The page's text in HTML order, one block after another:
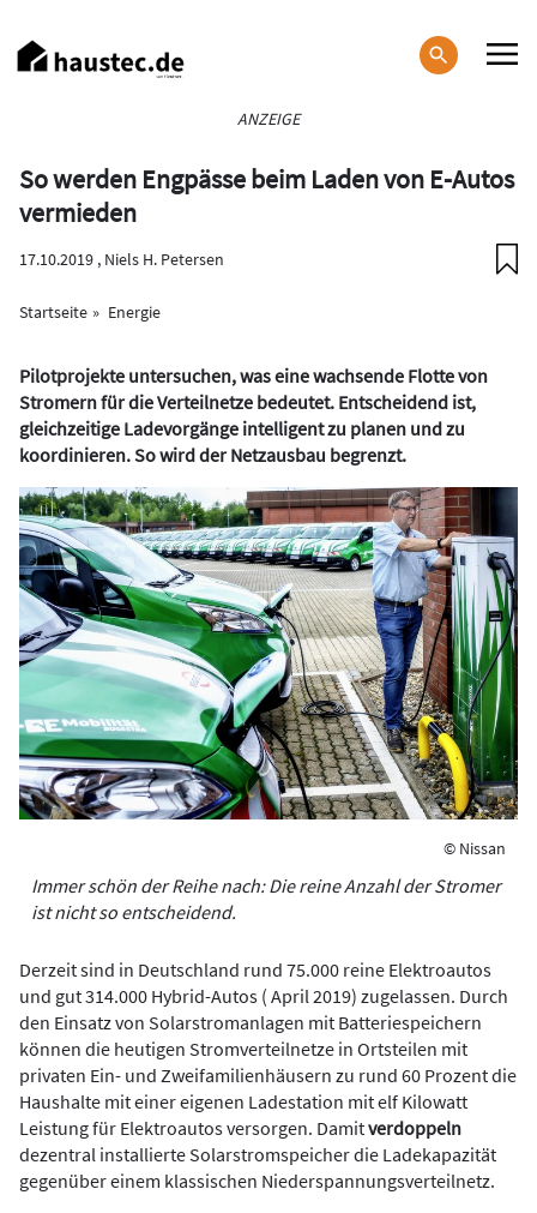
zum
Inhalt
ANZEIGE
So werden Engpässe beim Laden von E-Autos
vermieden
17.10.2019 , Niels H. Petersen
Startseite Energie
Pilotprojekte untersuchen, was eine wachsende Flotte von
Stromern für die Verteilnetze bedeutet. Entscheidend ist,
gleichzeitige Ladevorgänge intelligent zu planen und zu
koordinieren. So wird der Netzausbau begrenzt.
© Nissan
Immer schön der Reihe nach: Die reine Anzahl der Stromer
ist nicht so entscheidend.
Derzeit sind in Deutschland rund 75.000 reine Elektroautos
und gut 314.000 Hybrid-Autos ( April 2019) zugelassen. Durch
den Einsatz von Solarstromanlagen mit Batteriespeichern
können die heutigen Stromverteilnetze in Ortsteilen mit
privaten Ein- und Zweifamilienhäusern zu rund 60 Prozent die
Haushalte mit einer eigenen Ladestation mit elf Kilowatt
Leistung für Elektroautos versorgen. Damitverdoppeln
dezentral installierte Solarstromspeicher die Ladekapazität
gegenüber einem klassischen Niederspannungsverteilnetz.